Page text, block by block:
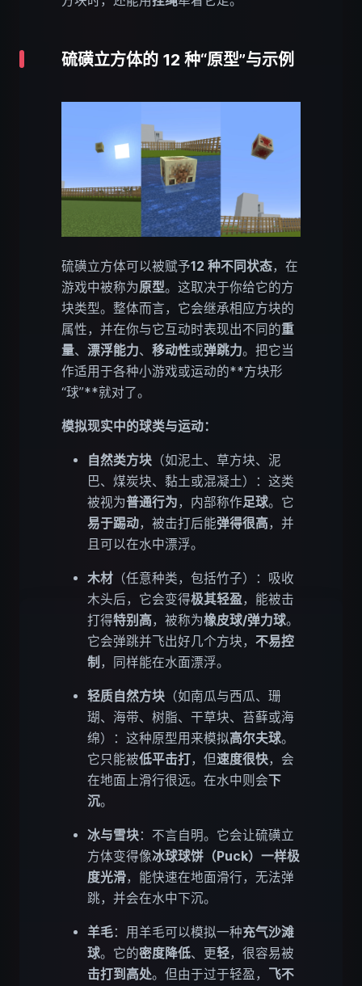
硫磺立方体的 12 种“原型”与示例
硫磺立方体可以被赋予12 种不同状态，在
游戏中被称为原型。这取决于你给它的方
块类型。整体而言，它会继承相应方块的
属性，并在你与它互动时表现出不同的重
量、 漂浮能力、 移动性或弹跳力。把它当
作适用于各种小游戏或运动的**方块形
“球”**就对了。
模拟现实中的球类与运动：
自然类方块 （如泥土、草方块、泥
巴、煤炭块、黏土或混凝土）：这类
被视为普通行为，内部称作足球。它
易于踢动，被击打后能弹得很高，并
且可以在水中漂浮。
木材 （任意种类，包括竹子）：吸收
木头后，它会变得极其轻盈，能被击
打得特别高，被称为橡皮球/弹力球。
它会弹跳并飞出好几个方块， 不易控
制 ，同样能在水面漂浮。
轻质自然方块 （如南瓜与西瓜、珊
瑚、海带、树脂、干草块、苔藓或海
绵）：这种原型用来模拟高尔夫球。
它只能被低平击打，但速度很快，会
在地面上滑行很远。在水中则会下
沉。
冰与雪块：不言自明。它会让硫磺立
方体变得像冰球球饼（Puck） 一样极
度光滑，能快速在地面滑行，无法弹
跳，并会在水中下沉。
羊毛：用羊毛可以模拟一种充气沙滩
球。它的密度降低、更轻，很容易被
击打到高处。但由于过于轻盈， 飞不